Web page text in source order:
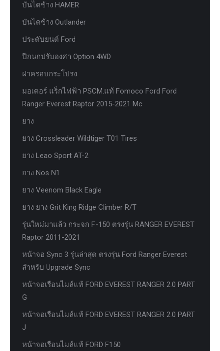
บันไดข้าง HAMER
บันไดข้าง Outlander
ประดับยนต์ Ford
ปีกนกปรับองศา Option 4WD
ฝาครอบกระโปรง
มอเตอร์ แร็กไฟฟ้า PSCM.แท้ Fomoco Ford Ford
Ranger Everest Raptor 2015-2021 Mc
ยาง
ยาง Crossleader Wildtiger T01 Tires
ยาง Leao Sport AT-2
ยาง Nos N1
ยาง Veenom Black Eagle
ยาง ยาง Grit King Ridge Climber R/T
รุ่นใหม่มาแล้ว กระจก F-150 ตรงรุ่น RANGER EVEREST
Raptor 2011-2021
หน้าจอ Sync 3 รุ่นล่าสุด ตรงรุ่น Ford Ranger Everest
สำหรับ Upgrade Sync
หน้าจอเรือนไมล์แท้ FORD EVEREST RANGER 2.0 PART
G
หน้าจอเรือนไมล์แท้ FORD EVEREST RANGER 2.0 PART
J
หน้าจอเรือนไมล์แท้ FORD F150